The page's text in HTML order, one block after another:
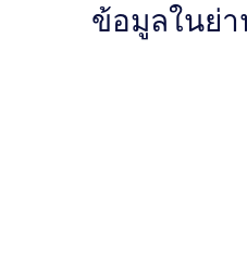
ข้อมูลในย่